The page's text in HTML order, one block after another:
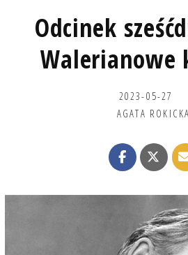
Odcinek
Walerianowe
2023-05-27
AGATA ROKICKA